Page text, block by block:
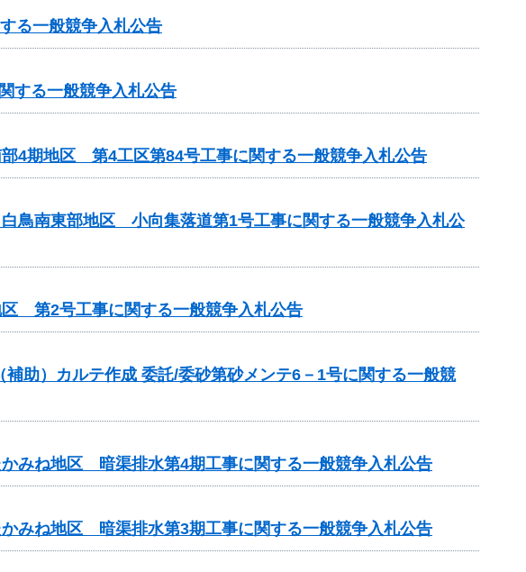
る一般競争入札公告
する一般競争入札公告
4期地区 第4工区第84号工事に関する一般競争入札公告
鳥南東部地区 小向集落道第1号工事に関する一般競争入札公
第2号工事に関する一般競争入札公告
補助）カルテ作成 委託/委砂第砂メンテ6－1号に関する一般競
みね地区 暗渠排水第4期工事に関する一般競争入札公告
みね地区 暗渠排水第3期工事に関する一般競争入札公告